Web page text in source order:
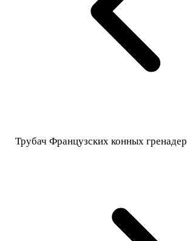
Трубач Французских конных гренадер